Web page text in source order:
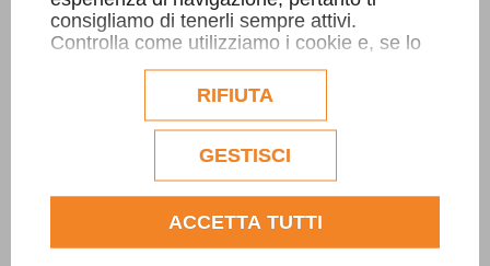
consigliamo di tenerli sempre attivi.
Controlla come utilizziamo i cookie e, se lo
desideri, personalizzane la configurazione.
Eventuali cookie di profilazione o
commerciali verranno utilizzati
esclusivamente previa acquisizione del
consenso dell'utente.
Consulta l'informativa cookie completa.
RIFIUTA
GESTISCI
ACCETTA TUTTI
Capitello Islamico